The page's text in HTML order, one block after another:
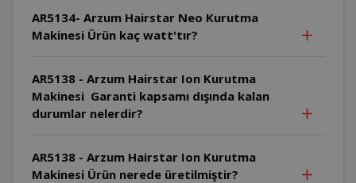
AR5134- Arzum Hairstar Neo Kurutma
Makinesi Ürün kaç watt'tır?
AR5138 - Arzum Hairstar Ion Kurutma
Makinesi Garanti kapsamı dışında kalan
durumlar nelerdir?
AR5138 - Arzum Hairstar Ion Kurutma
Makinesi Ürün nerede üretilmiştir?